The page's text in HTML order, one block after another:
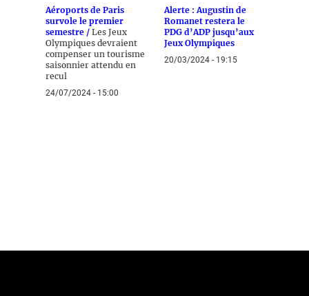
Aéroports de Paris
survole le premier
semestre / Les Jeux
Olympiques devraient
compenser un tourisme
saisonnier attendu en
recul
24/07/2024 - 15:00
Alerte : Augustin de
Romanet restera le
PDG d’ADP jusqu’aux
Jeux Olympiques
20/03/2024 - 19:15